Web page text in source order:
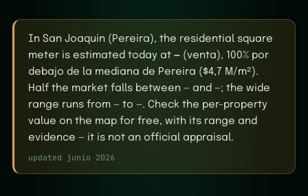
In San Joaquin (Pereira), the residential square
meter is estimated today at — (venta), 100% por
debajo de la mediana de Pereira ($4,7 M/m²).
Half the market falls between — and —; the wide
range runs from — to —. Check the per-property
value on the map for free, with its range and
evidence — it is not an official appraisal.
updated junio 2026